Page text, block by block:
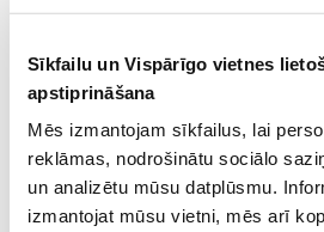
Sīkfailu un Vispārīgo vietnes
apstiprināšana
Mēs izmantojam sīkfailus, lai
reklāmas, nodrošinātu sociālo
un analizētu mūsu datplūsmu.
izmantojat mūsu vietni, mēs arī